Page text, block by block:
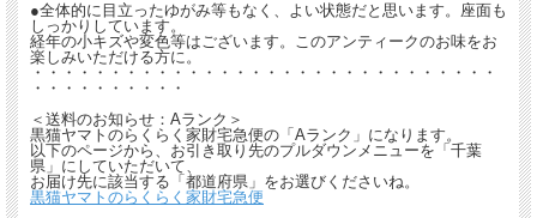
●全体的に目立ったゆがみ等もなく、よい状態だと思います。座面も
しっかりしています。
経年の小キズや変色等はございます。このアンティークのお味をお
楽しみいただける方に。
・・・・・・・・・・・・・・・・・・・・・・・・・・・・・・
・・・・・・・・・・
＜送料のお知らせ：Aランク＞
黒猫ヤマトのらくらく家財宅急便の「Aランク」になります。
以下のページから、お引き取り先のプルダウンメニューを「千葉
県」にしていただいて、
お届け先に該当する「都道府県」をお選びくださいね。
黒猫ヤマトのらくらく家財宅急便